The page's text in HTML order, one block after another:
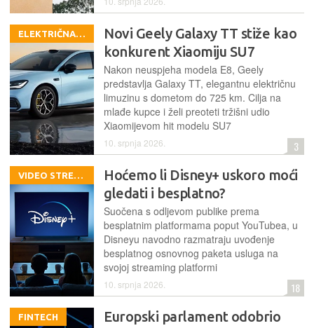
ELEKTRIČNA VOZILA
Novi Geely Galaxy TT stiže kao
konkurent Xiaomiju SU7
Nakon neuspjeha modela E8, Geely
predstavlja Galaxy TT, elegantnu električnu
limuzinu s dometom do 725 km. Cilja na
mlađe kupce i želi preoteti tržišni udio
Xiaomijevom hit modelu SU7
10. srpnja 2026. 3
VIDEO STREAM
Hoćemo li Disney+ uskoro moći
gledati i besplatno?
Suočena s odljevom publike prema
besplatnim platformama poput YouTubea, u
Disneyu navodno razmatraju uvođenje
besplatnog osnovnog paketa usluga na
svojoj streaming platformi
10. srpnja 2026. 18
FINTECH
Europski parlament odobrio